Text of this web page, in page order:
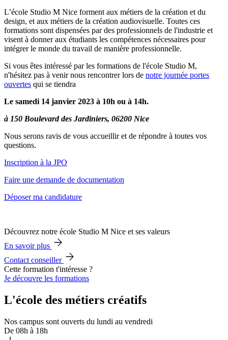
L’école Studio M Nice forment aux métiers de la création et du
design, et aux métiers de la création audiovisuelle. Toutes ces
formations sont dispensées par des professionnels de l'industrie et
visent à donner aux étudiants les compétences nécessaires pour
intégrer le monde du travail de manière professionnelle.
Si vous êtes intéressé par les formations de l'école Studio M,
n'hésitez pas à venir nous rencontrer lors de notre journée portes
ouvertes qui se tiendra
Le samedi 14 janvier 2023 à 10h ou à 14h.
à 150 Boulevard des Jardiniers, 06200 Nice
Nous serons ravis de vous accueillir et de répondre à toutes vos
questions.
Inscription à la JPO
Faire une demande de documentation
Déposer ma candidature
Découvrez notre école Studio M Nice et ses valeurs
En savoir plus
Contact conseiller
Cette formation t'intéresse ?
Je découvre les formations
L'école des métiers créatifs
Nos campus sont ouverts du lundi au vendredi
De 08h à 18h